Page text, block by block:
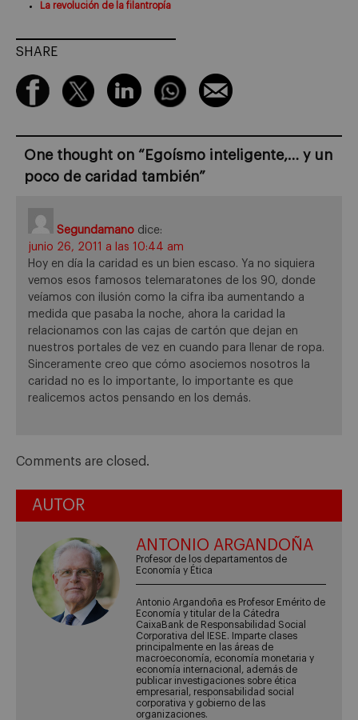
La revolución de la filantropía
SHARE
One thought on “ Egoísmo inteligente,… y un
poco de caridad también”
Segundamano dice:
junio 26, 2011 a las 10:44 am
Hoy en día la caridad es un bien escaso. Ya no siquiera
vemos esos famosos telemaratones de los 90, donde
veíamos con ilusión como la cifra iba aumentando a
medida que pasaba la noche, ahora la caridad la
relacionamos con las cajas de cartón que dejan en
nuestros portales de vez en cuando para llenar de ropa.
Sinceramente creo que cómo asociemos nosotros la
caridad no es lo importante, lo importante es que
realicemos actos pensando en los demás.
Comments are closed.
AUTOR
ANTONIO ARGANDOÑA
Profesor de los departamentos de
Economía y Ética
Antonio Argandoña es Profesor Emérito de
Economía y titular de la Cátedra
CaixaBank de Responsabilidad Social
Corporativa del IESE. Imparte clases
principalmente en las áreas de
macroeconomía, economía monetaria y
economía internacional, además de
publicar investigaciones sobre ética
empresarial, responsabilidad social
corporativa y gobierno de las
organizaciones.